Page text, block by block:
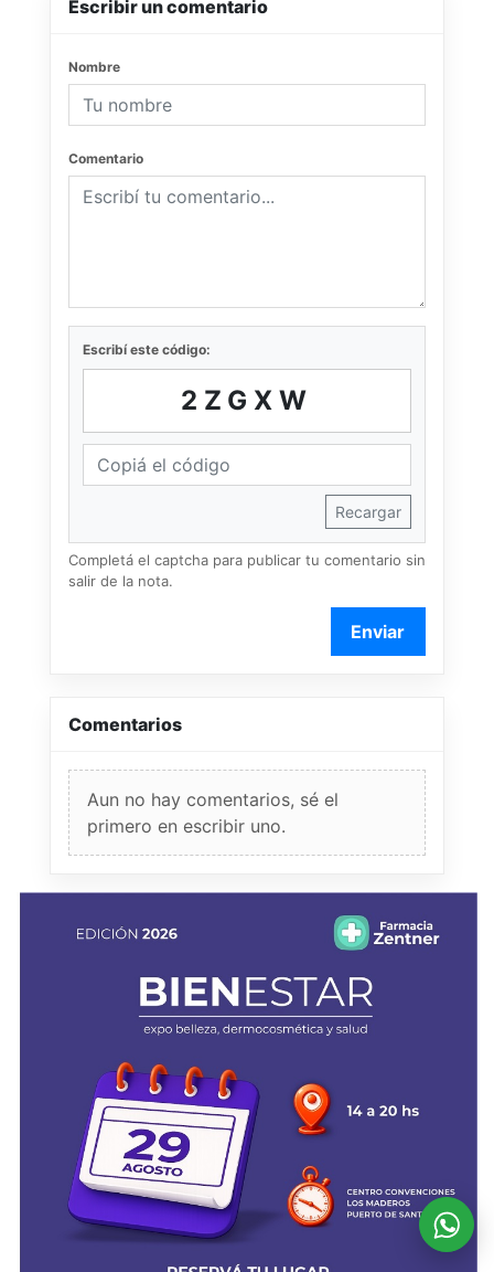
Escribir un comentario
Nombre
Comentario
Escribí este código:
2ZGXW
Recargar
Completá el captcha para publicar tu comentario sin
salir de la nota.
Enviar
Comentarios
Aun no hay comentarios, sé el
primero en escribir uno.